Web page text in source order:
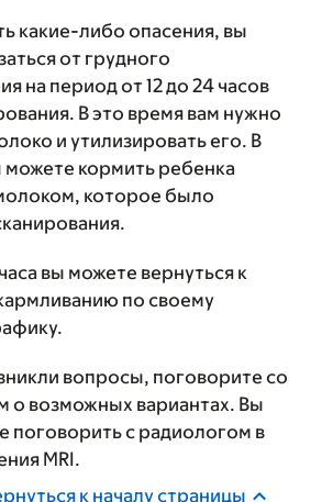
какие-либо опасения, вы
от грудного
на период от 12 до 24 часов
В это время вам нужно
и утилизировать его. В
можете кормить ребенка
которое было
вы можете вернуться к
по своему
вопросы, поговорите со
о возможных вариантах. Вы
поговорить с радиологом в
MRI.
к началу страницы